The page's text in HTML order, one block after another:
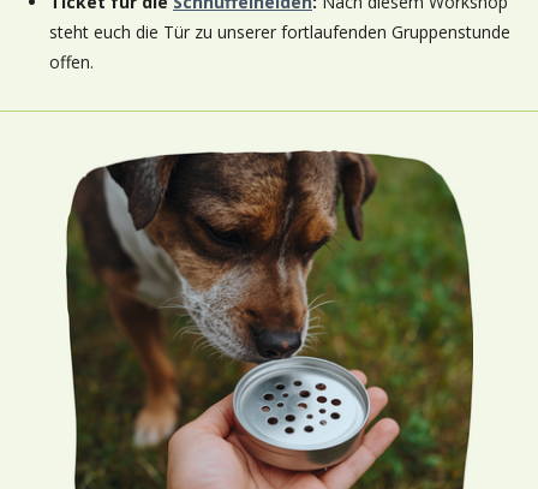
steht euch die Tür zu unserer fortlaufenden Gruppenstunde
offen.